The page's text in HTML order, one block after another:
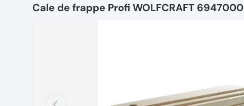
Cale de frappe Profi WOLFCRAFT 6947000
Précédent